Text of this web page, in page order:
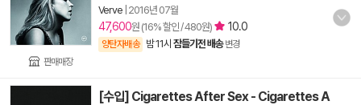
판매매장
Verve 2016년 07월
47,600원 (16% 할인 / 480원) 10.0
양탄자배송 밤 11시 잠들기전 배송 변경
[수입] Cigarettes After Sex - Cigarettes A